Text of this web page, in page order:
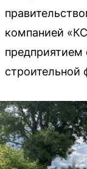
компанией
строительной